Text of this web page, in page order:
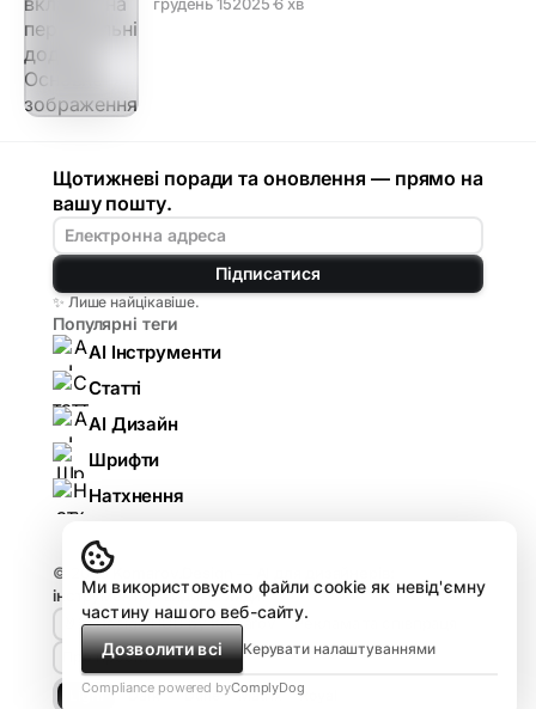
персональні додатки
Щотижневі поради та оновлення — прямо на
вашу пошту.
Підписатися
✨ Лише найцікавіше.
Популярні теги
AI Інструменти
Статті
AI Дизайн
Шрифти
Натхнення
© 2026
інструменти, гайди, огляди.
🤘🏻 Design HUB by Komarov
Реклама та співпраця
Про проєкт
Light Dark Dune Matrix Royal
Ми використовуємо файли cookie як невід'ємну
частину нашого веб-сайту.
Дозволити всі
Керувати налаштуваннями
Compliance powered byComplyDog